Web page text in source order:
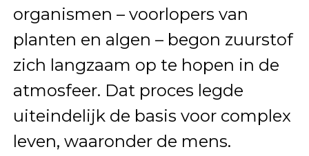
organismen – voorlopers van
planten en algen – begon zuurstof
zich langzaam op te hopen in de
atmosfeer. Dat proces legde
uiteindelijk de basis voor complex
leven, waaronder de mens.